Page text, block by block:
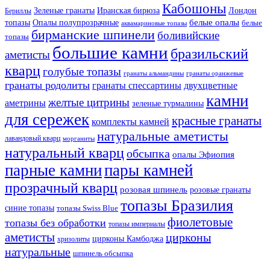
Бериллы Зеленые гранаты Иранская бирюза Кабошоны Лондон
топазы Опалы полупрозрачные аквамариновые топазы белые опалы белые
топазы бирманские шпинелиболивийские
аметисты большие камни бразильский
кварцголубые топазы гранаты альмандины гранаты оранжевые
гранаты родолиты гранаты спессартины двухцветные
аметрины желтые цитрины зеленые турмалины камни
для сережек комплекты камней красные гранаты
лавандовый кварц морганиты натуральные аметисты
натуральный кварцобсыпка опалы Эфиопия
парные камнипары камней
прозрачный кварц розовая шпинель розовые гранаты
синие топазы топазы Swiss Blue топазы Бразилия
топазы без обработки топазы империалы фиолетовые
аметисты хризолиты цирконы Камбоджа цирконы
натуральные шпинель обсыпка